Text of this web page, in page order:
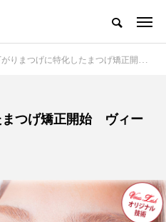
ス誌
BUSINESS
りまつげに特化したまつげ矯正開始 ヴィーナス・ラッシュ
まつげ矯正開始 ヴィー